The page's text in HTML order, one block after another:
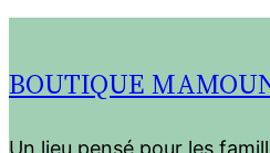
BOUTIQUE
Un lieu pensé pour les